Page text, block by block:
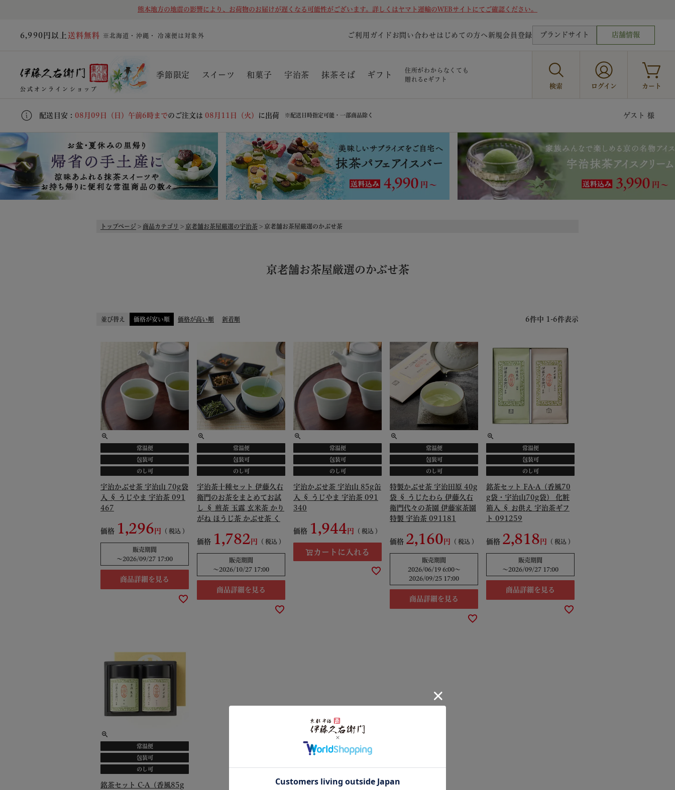
熊本地方の地震の影響により、お荷物のお届けが遅くなる可能性がございます。詳しくはヤマト運輸のWEBサイトにてご確認ください。
6,990円以上 送料無料 ※北海道・沖縄・ 冷凍便は対象外 ご利用ガイド お問い合わせ はじめての方へ 新規会員登録 ブランドサイト 店舗情報
公式オンラインショップ
季節限定 スイーツ 和菓子 宇治茶 抹茶そば ギフト
住所がわからなくても
贈れるeギフト
検索 ログイン カート
配送目安 : 08月09日（日）午前6時までのご注文は 08月11日（火） に出荷 ※配送日時指定可能・一部商品除く ゲスト 様
トップページ 商品カテゴリ 京老舗お茶屋厳選の宇治茶 京老舗お茶屋厳選のかぶせ茶
京老舗お茶屋厳選のかぶせ茶
並び替え 価格が安い順 価格が高い順 新着順 6件中 1 -6件表示
常温便
包装可
のし可
宇治かぶせ茶 宇治山 70g袋
入 § うじやま 宇治茶 091
467
価格 1,296 税込
販売期間
〜2026/09/27 17:00
商品詳細を見る
常温便
包装可
のし可
宇治茶十種セット 伊藤久右
衛門のお茶をまとめてお試
し § 煎茶 玉露 玄米茶 かり
がね ほうじ茶 かぶせ茶 く
都 091331
価格 1,782 税込
販売期間
〜2026/10/27 17:00
商品詳細を見る
常温便
包装可
のし可
宇治かぶせ茶 宇治山 85g缶
入 § うじやま 宇治茶 091
340
価格 1,944 税込
カートに入れる
常温便
包装可
のし可
特製かぶせ茶 宇治田原 40g
袋 § うじたわら 伊藤久右
衛門代々の茶園 伊藤家茶園
特製 宇治茶 091181
価格 2,160 税込
販売期間
2026/06/19 6:00〜
2026/09/25 17:00
商品詳細を見る
常温便
包装可
のし可
銘茶セット FA-A（香風70
g袋・宇治山70g袋） 化粧
箱入 § お供え 宇治茶ギフ
ト 091259
価格 2,818 税込
販売期間
〜2026/09/27 17:00
商品詳細を見る
常温便
包装可
のし可
銘茶セット C-A（香風85g